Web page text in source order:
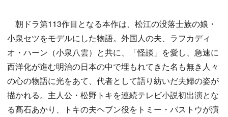
朝ドラ第113作目となる本作は、松江の没落士族の娘・
小泉セツをモデルにした物語。外国人の夫、ラフカディ
オ・ハーン（小泉八雲）と共に、「怪談」を愛し、急速に
西洋化が進む明治の日本の中で埋もれてきた名も無き人々
の心の物語に光をあて、代者として語り紡いだ夫婦の姿が
描かれる。主人公・松野トキを連続テレビ小説初出演とな
る髙石あかり、トキの夫ヘブン役をトミー・バストウが演